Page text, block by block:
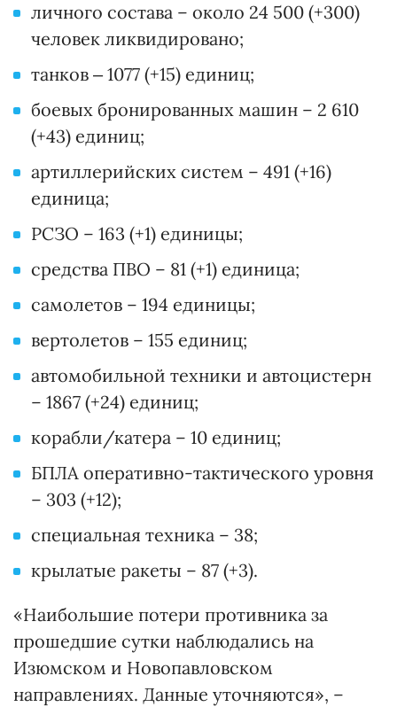
личного состава – около 24 500 (+300)
человек ликвидировано;
танков ‒ 1077 (+15) единиц;
боевых бронированных машин – 2 610
(+43) единиц;
артиллерийских систем – 491 (+16)
единица;
РСЗО – 163 (+1) единицы;
средства ПВО – 81 (+1) единица;
самолетов – 194 единицы;
вертолетов – 155 единиц;
автомобильной техники и автоцистерн
– 1867 (+24) единиц;
корабли/катера – 10 единиц;
БПЛА оперативно-тактического уровня
– 303 (+12);
специальная техника – 38;
крылатые ракеты – 87 (+3).
«Наибольшие потери противника за
прошедшие сутки наблюдались на
Изюмском и Новопавловском
направлениях. Данные уточняются», –